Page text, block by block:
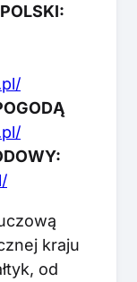
kraju
od